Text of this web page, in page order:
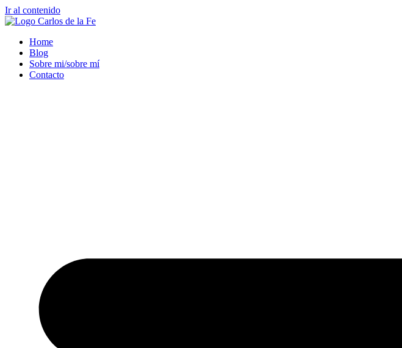
Ir al contenido
Home
Blog
Sobre mi/sobre mí
Contacto